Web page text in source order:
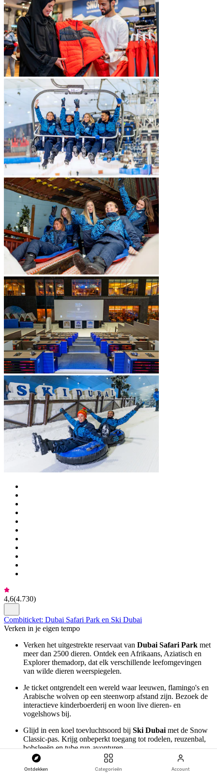
Ontdekken Categorieën Account
4,6(4.730)
Combiticket: Dubai Safari Park en Ski Dubai
Verken in je eigen tempo
Verken het uitgestrekte reservaat van Dubai Safari Park met
meer dan 2500 dieren. Ontdek een Afrikaans, Aziatisch en
Explorer themadorp, dat elk verschillende leefomgevingen
van wilde dieren weerspiegelen.
Je ticket ontgrendelt een wereld waar leeuwen, flamingo's en
Arabische wolven op een steenworp afstand zijn. Bezoek de
interactieve kinderboerderij en woon live dieren- en
vogelshows bij.
Glijd in een koel toevluchtsoord bij Ski Dubai met de Snow
Classic-pas. Krijg onbeperkt toegang tot rodelen, reuzenbal,
bobsleeën en tube run-avonturen.
Zet je schrap voor een eenmalig ritje met de stoeltjeslift, die je
naar de top brengt voor een hartverscheurende afdaling met